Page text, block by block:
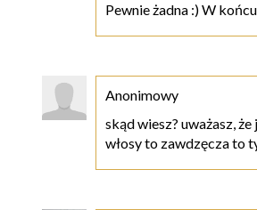
Pewnie żadna :) W
Anonimowy
skąd wiesz? uważasz,
włosy to zawdzęcza to